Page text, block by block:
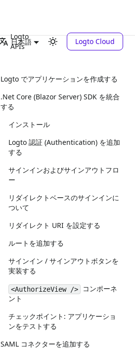
Logto
APIs
日本語 Logto Cloud
Logto でアプリケーションを作成する
.Net Core (Blazor Server) SDK を統合
する
インストール
Logto 認証 (Authentication) を追加
する
サインインおよびサインアウトフロ
ー
リダイレクトベースのサインインに
ついて
リダイレクト URI を設定する
ルートを追加する
サインイン / サインアウトボタンを
実装する
<AuthorizeView />
コンポーネ
ント
チェックポイント: アプリケーショ
ンをテストする
SAML コネクターを追加する